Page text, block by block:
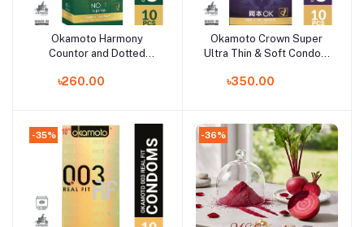
Add to cart
Okamoto Harmony
Countor and Dotted
Pack(Japan)
৳260.00
Add to cart
Okamoto Crown Super
Ultra Thin & Soft Condom
৳350.00
-35% -36%